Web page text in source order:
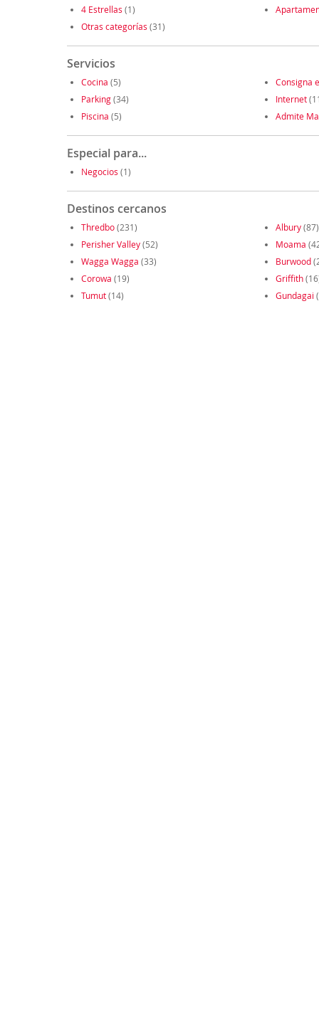
4 Estrellas (1)
Otras categorías (31)
Servicios
Cocina (5) Consigna
Parking(34) Internet
Piscina (5) Admite
Especial para...
Negocios (1)
Destinos cercanos
Thredbo(231) Albury(87)
Perisher Valley(52) Moama
Wagga Wagga (33) Burwood
Corowa (19) Griffith
Tumut(14) Gundagai